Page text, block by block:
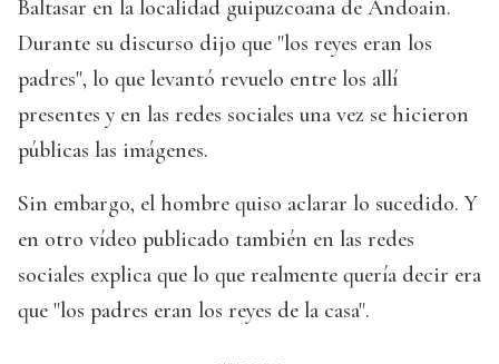
Baltasar en la localidad guipuzcoana de Andoain.
Durante su discurso dijo que "los reyes eran los
padres", lo que levantó revuelo entre los allí
presentes y en las redes sociales una vez se hicieron
públicas las imágenes.
Sin embargo, el hombre quiso aclarar lo sucedido. Y
en otro vídeo publicado también en las redes
sociales explica que lo que realmente quería decir era
que "los padres eran los reyes de la casa".